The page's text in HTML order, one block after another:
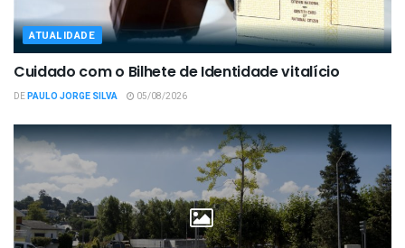
ATUALIDADE
Cuidado com o Bilhete de Identidade vitalício
DEPAULO JORGE SILVA 05/08/2026